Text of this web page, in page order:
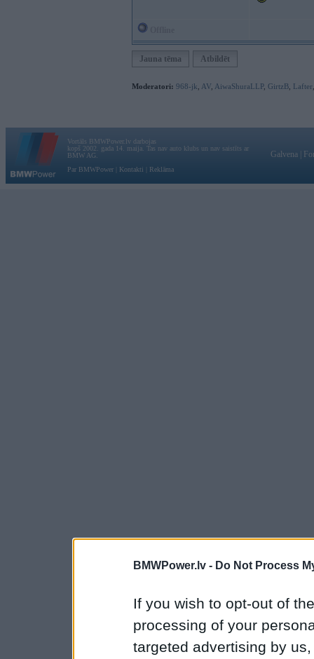
BMWPower.lv - Do Not Process
If you wish to opt-out of
processing of your
targeted advertising by
Jauna tēma Atbildēt
Moderatori: 968-jk AV AiwaShuraLLP, GirtzB Lafter
Vortāls BMWPower.lv darbojas
kopš 2002. gada 14. maija. Tas nav auto klubs un nav saistīts ar
BMW AG.
Par BMWPower
Kontakti Reklāma
Galvena